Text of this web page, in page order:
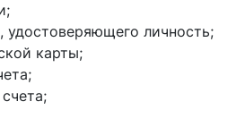
удостоверяющего личность;
карты;